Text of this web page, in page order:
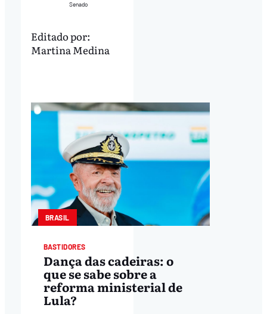
Senado
Editado por:
Martina Medina
BRASIL
BASTIDORES
Dança das cadeiras: o
que se sabe sobre a
reforma ministerial de
Lula?